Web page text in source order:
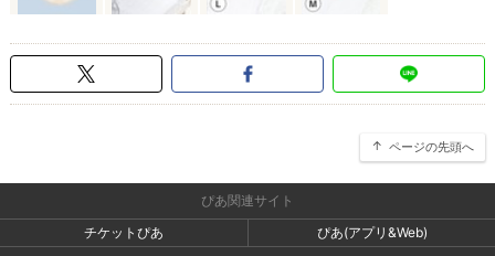
ページの先頭へ
ぴあ関連サイト
チケットぴあ
ぴあ(アプリ&Web)